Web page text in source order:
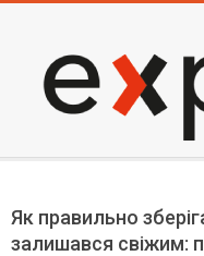
content
EXPERT
Menu
Як правильно
залишався свіжим: